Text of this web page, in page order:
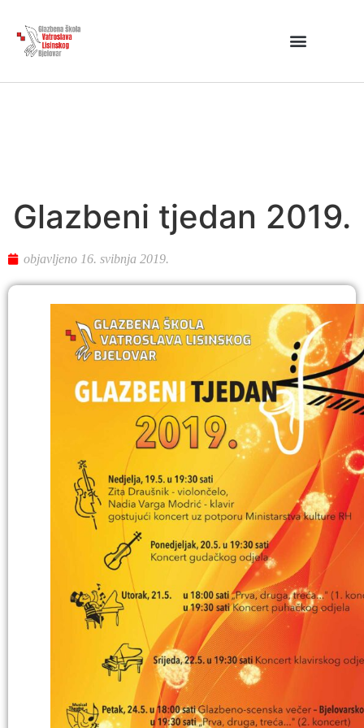
Glazbeni tjedan 2019.
objavljeno 16. svibnja 2019.